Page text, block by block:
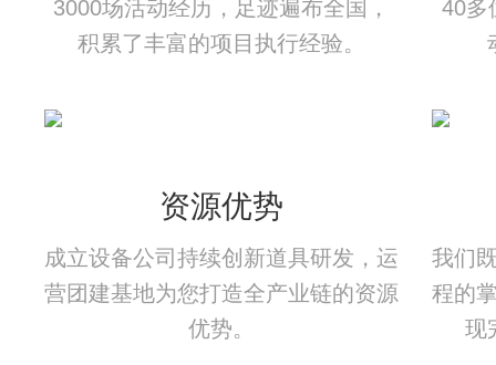
3000场活动经历，足迹遍布全国，
积累了丰富的项目执行经验。
40多
资源优势
成立设备公司持续创新道具研发，运
营团建基地为您打造全产业链的资源
优势。
我们
程的
现